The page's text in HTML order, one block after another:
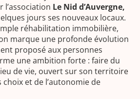
l’association Le Nid d’Auvergne,
jours ses nouveaux locaux.
réhabilitation immobilière,
marque une profonde évolution
proposé aux personnes
une ambition forte : faire du
de vie, ouvert sur son territoire
et de l’autonomie de